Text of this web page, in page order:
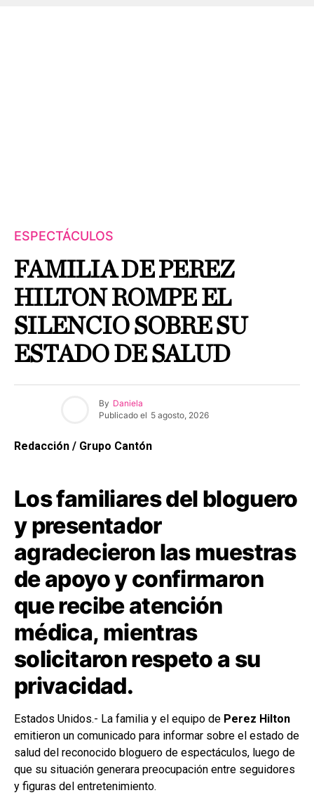
ESPECTÁCULOS
FAMILIA DE PEREZ
HILTON ROMPE EL
SILENCIO SOBRE SU
ESTADO DE SALUD
By Daniela
Publicado el 5 agosto, 2026
Redacción / Grupo Cantón
Los familiares del bloguero
y presentador
agradecieron las muestras
de apoyo y confirmaron
que recibe atención
médica, mientras
solicitaron respeto a su
privacidad.
Estados Unidos.- La familia y el equipo de Perez Hilton
emitieron un comunicado para informar sobre el estado de
salud del reconocido bloguero de espectáculos, luego de
que su situación generara preocupación entre seguidores
y figuras del entretenimiento.